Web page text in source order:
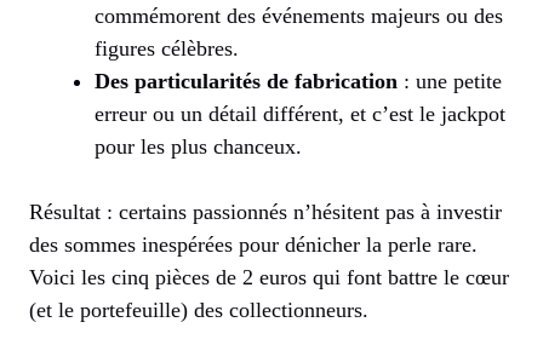
commémorent des événements majeurs ou des
figures célèbres.
Des particularités de fabrication : une petite
erreur ou un détail différent, et c’est le jackpot
pour les plus chanceux.
Résultat : certains passionnés n’hésitent pas à investir
des sommes inespérées pour dénicher la perle rare.
Voici les cinq pièces de 2 euros qui font battre le cœur
(et le portefeuille) des collectionneurs.